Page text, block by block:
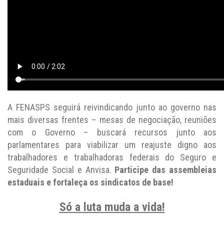
A FENASPS seguirá reivindicando junto ao governo nas
mais diversas frentes – mesas de negociação, reuniões
com o Governo – buscará recursos junto aos
parlamentares para viabilizar um reajuste digno aos
trabalhadores e trabalhadoras federais do Seguro e
Seguridade Social e Anvisa. Participe das assembleias
estaduais e fortaleça os sindicatos de base!
Só a luta muda a vida!